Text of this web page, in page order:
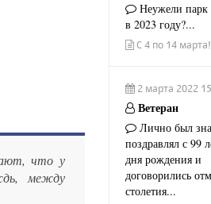
что у
между
Неужели парк
в 2023 году?...
С 4 по 14 марта!
2 марта 2022
Ветеран
Лично был
поздравлял с 99
дня рождения и
договорились
столетия...